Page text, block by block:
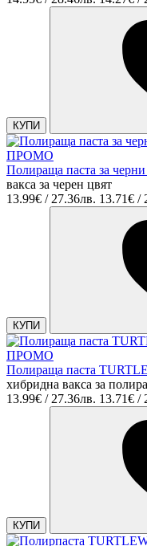
КУПИ
ПРОМО
Полираща паста за
вакса за черен цвят
13.99€ / 27.36лв. 13.71€ /
КУПИ
ПРОМО
Полираща паста
хибридна вакса за
13.99€ / 27.36лв. 13.71€ /
КУПИ